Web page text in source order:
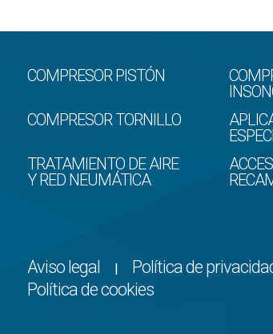
COMPRESOR PISTÓN
COMPRESOR TORNILLO
TRATAMIENTO DE AIRE
Y RED NEUMÁTICA
Aviso legal Política de
Política de cookies